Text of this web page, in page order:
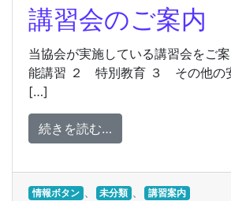
講習会のご案内
当協会が実施している講習会をご
能講習 ２ 特別教育 ３ その他の
[…]
続きを読む…
情報ボタン 、 未分類 、 講習案内